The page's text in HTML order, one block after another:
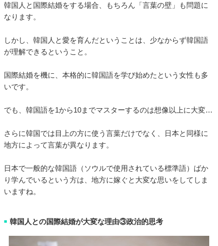
韓国人と国際結婚をする場合、もちろん「言葉の壁」も問題に
なります。
しかし、韓国人と愛を育んだということは、少なからず韓国語
が理解できるということ。
国際結婚を機に、本格的に韓国語を学び始めたという女性も多
いです。
でも、韓国語を1から10までマスターするのは想像以上に大変…
さらに韓国では目上の方に使う言葉だけでなく、日本と同様に
地方によって言葉が異なります。
日本で一般的な韓国語（ソウルで使用されている標準語）ばか
り学んでいるという方は、地方に嫁ぐと大変な思いをしてしま
いますね。
■ 韓国人との国際結婚が大変な理由③政治的思考